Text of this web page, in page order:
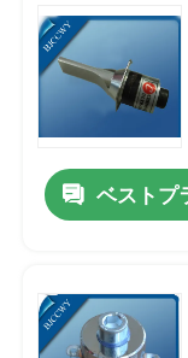
私達に連絡し
引用を要求しな
超音波洗浄
多頻度超音波
ベストプ